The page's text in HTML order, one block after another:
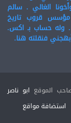
الغالي . سالم
مؤسس قروب تاريخ
. وله حساب بـ اكس.
فنقلته هنا.
ابو ناصر
استضافة مواقع